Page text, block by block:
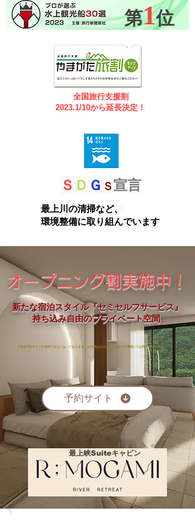
第1位
全国旅行支援割
2023.1/10から延長決定！
Ｓ Ｄ Ｇ Ｓ宣言
最上川の清掃など、
環境整備に取り組んでいます
オープニング割実施中！
※現在予約サイトが使用できなくなっております。お手数おかけいたしますがお電話にてお問い合わせ下さい。
予約サイト
最上峡Suiteキャビン
新たな宿泊スタイル『セミセルフサービス』
​ 持ち込み自由のプライベート空間